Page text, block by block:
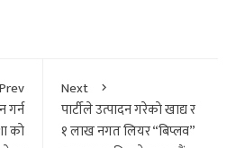
Prev
गर्न
काे
Next
पार्टीले उत्पादन गरेकाे खाद्य र
१ लाख नगत लियर “बिप्लव”